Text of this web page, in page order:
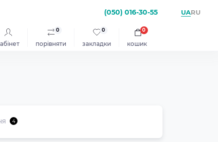
(050) 016-30-55 UARU
порівняти
0
закладки
0
кошик
0
4